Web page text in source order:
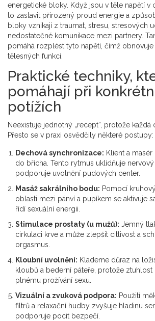
energetické bloky. Když jsou v těle napětí v
to zastavit přirozený proud energie a
bloky vznikají z traumat, stresu, stresových
nedostatečné komunikace mezi partnery.
pomáhá rozplést tyto napětí, čímž
tělesných funkcí.
Praktické techniky,
pomáhají při
potížích
Neexistuje jednotný „recept“, protože každá
Přesto se v praxi osvědčily některé postupy:
Dechová synchronizace: Klient a
do břicha. Tento rytmus uklidňuje
podporuje uvolnění pudových center.
Masáž sakrálního bodu: Pomocí
oblasti mezi pánví a pupíkem se aktivuje
řídí sexuální energii.
Stimulace prostaty (u mužů): Jemný
cirkulaci krve a může zlepšit citlivost a
orgasmus.
Kloubní uvolnění: Klademe důraz na
kloubů a bederní páteře, protože ztuhlost
plnému prožívání sexu.
Vizuální a zvuková podpora: Použití
filtrů a relaxační hudby zvyšuje hladinu
podporuje pocit bezpečí.